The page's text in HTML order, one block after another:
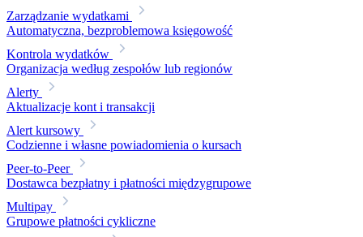
Zarządzanie wydatkami
Automatyczna, bezproblemowa księgowość
Kontrola wydatków
Organizacja według zespołów lub regionów
Alerty
Aktualizacje kont i transakcji
Alert kursowy
Codzienne i własne powiadomienia o kursach
Peer-to-Peer
Dostawca bezpłatny i płatności międzygrupowe
Multipay
Grupowe płatności cykliczne